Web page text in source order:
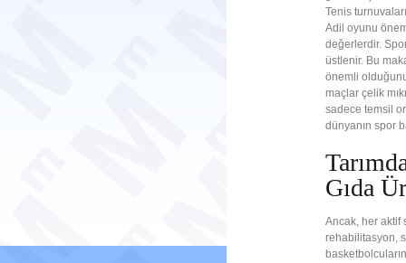
Tenis
Adil oyunu
değerlerdir.
üstlenir. Bu
önemli
maçlar çelik
sadece temsil
dünyanın spor
Gıda
Ancak, her aktif
rehabilitasyon,